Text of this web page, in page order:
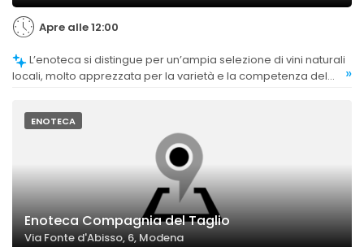
Apre alle 12:00
locali, molto apprezzata per la varietà e la competenza del
»
ENOTECA
Enoteca Compagnia del Taglio
Via Fonte d'Abisso, 6, Modena